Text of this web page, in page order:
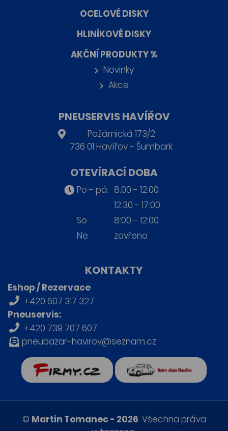
OCELOVÉ DISKY
HLINÍKOVÉ DISKY
AKČNÍ PRODUKTY %
Novinky
Akce
PNEUSERVIS HAVÍŘOV
Požárnická 173/2
736 01 Havířov - Šumbark
OTEVÍRACÍ DOBA
Po - pá: 8:00 - 12:00
12:30 - 17:00
So
8:00 - 12:00
Ne
zavřeno
KONTAKTY
Eshop / Rezervace
+420 607 317 327
Pneuservis:
+420 739 707 607
pneubazar-havirov@seznam.cz
Retro auta Havířov
© Martin Tomanec - 2026. Všechna práva